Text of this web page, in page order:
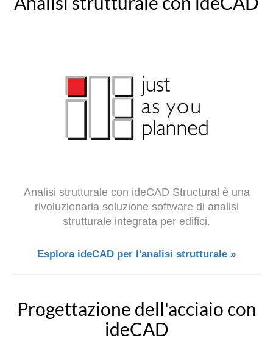
Analisi strutturale con ideCAD Structural è una
rivoluzionaria soluzione software di analisi
strutturale integrata per edifici.
Esplora ideCAD per l'analisi strutturale »
Progettazione dell'acciaio con
ideCAD